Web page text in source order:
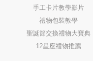
手工卡片教學影片
禮物包裝教學
聖誕節交換禮物大寶典
12星座禮物推薦